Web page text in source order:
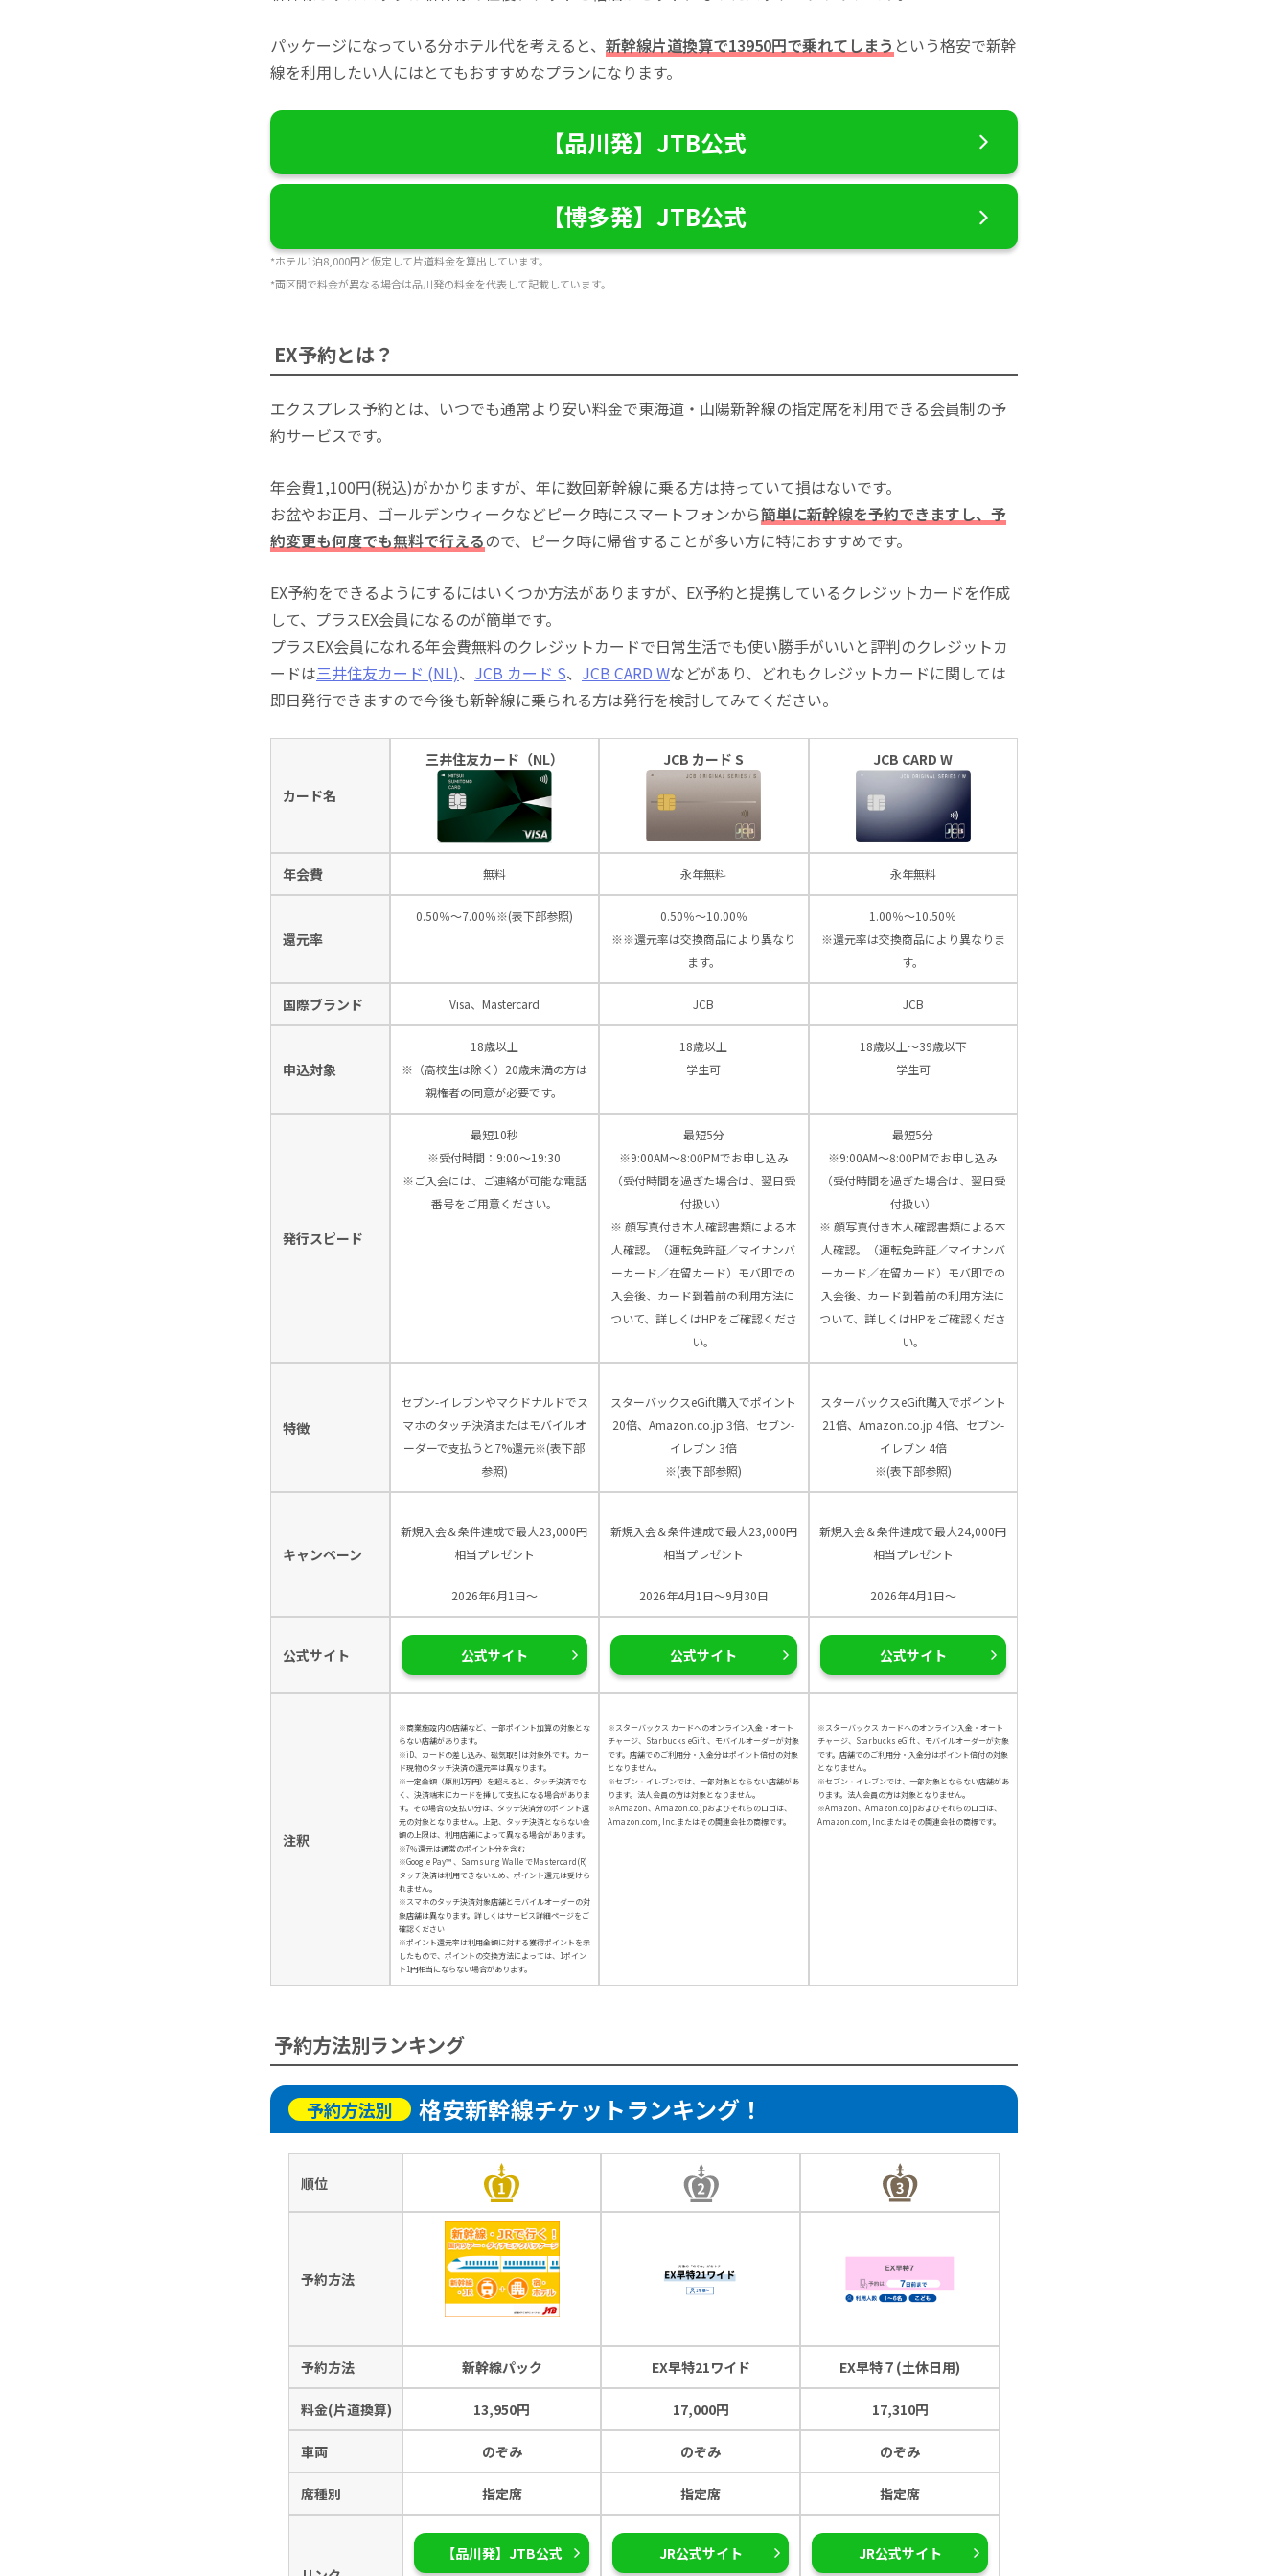
パッケージになっている分ホテル代を考えると、 新幹線片道換算で13950円で乗れてしまう という格安で新幹
線を利用したい人にはとてもおすすめなプランになります。
【品川発】JTB公式
【博多発】JTB公式
*ホテル1泊8,000円と仮定して片道料金を算出しています。
*両区間で料金が異なる場合は品川発の料金を代表して記載しています。
EX予約とは？
エクスプレス予約とは、いつでも通常より安い料金で東海道・山陽新幹線の指定席を利用できる会員制の予
約サービスです。
年会費1,100円(税込)がかかりますが、年に数回新幹線に乗る方は持っていて損はないです。
お盆やお正月、ゴールデンウィークなどピーク時にスマートフォンから簡単に新幹線を予約できますし、予
約変更も何度でも無料で行えるので、ピーク時に帰省することが多い方に特におすすめです。
EX予約をできるようにするにはいくつか方法がありますが、EX予約と提携しているクレジットカードを作成
して、プラスEX会員になるのが簡単です。
プラスEX会員になれる年会費無料のクレジットカードで日常生活でも使い勝手がいいと評判のクレジットカ
ードは三井住友カード (NL)、 JCB カード S、 JCB CARD Wなどがあり、どれもクレジットカードに関しては
即日発行できますので今後も新幹線に乗られる方は発行を検討してみてください。
カード名
三井住友カード（NL） JCB カード S JCB CARD W
年会費 無料 永年無料 永年無料
還元率
0.50％～7.00％※(表下部参照)
0.50％～10.00％
※※還元率は交換商品により異なり
ます。
1.00％～10.50％
※還元率は交換商品により異なりま
す。
国際ブランド Visa、Mastercard JCB JCB
申込対象
18歳以上
※（高校生は除く）20歳未満の方は
親権者の同意が必要です。
18歳以上
学生可
18歳以上～39歳以下
学生可
発行スピード
最短10秒
※受付時間：9:00〜19:30
※ご入会には、ご連絡が可能な電話
番号をご用意ください。
最短5分
※9:00AM～8:00PMでお申し込み
（受付時間を過ぎた場合は、翌日受
付扱い）
※ 顔写真付き本人確認書類による本
人確認。（運転免許証／マイナンバ
ーカード／在留カード）モバ即での
入会後、カード到着前の利用方法に
ついて、詳しくはHPをご確認くださ
い。
最短5分
※9:00AM～8:00PMでお申し込み
（受付時間を過ぎた場合は、翌日受
付扱い）
※ 顔写真付き本人確認書類による本
人確認。（運転免許証／マイナンバ
ーカード／在留カード）モバ即での
入会後、カード到着前の利用方法に
ついて、詳しくはHPをご確認くださ
い。
特徴
セブン-イレブンやマクドナルドでス
マホのタッチ決済またはモバイルオ
ーダーで支払うと7%還元※(表下部
参照)
スターバックスeGift購入でポイント
20倍、Amazon.co.jp 3倍、セブン-
イレブン 3倍
※(表下部参照)
スターバックスeGift購入でポイント
21倍、Amazon.co.jp 4倍、セブン-
イレブン 4倍
※(表下部参照)
キャンペーン
新規入会＆条件達成で最大23,000円
相当プレゼント
2026年6月1日～
新規入会＆条件達成で最大23,000円
相当プレゼント
2026年4月1日～9月30日
新規入会＆条件達成で最大24,000円
相当プレゼント
2026年4月1日～
公式サイト 公式サイト 公式サイト 公式サイト
注釈
※商業施設内の店舗など、一部ポイント加算の対象とな
らない店舗があります。
※iD、カードの差し込み、磁気取引は対象外です。カー
ド現物のタッチ決済の還元率は異なります。
※一定金額（原則1万円）を超えると、タッチ決済でな
く、決済端末にカードを挿して支払になる場合がありま
す。その場合の支払い分は、タッチ決済分のポイント還
元の対象となりません。上記、タッチ決済とならない金
額の上限は、利用店舗によって異なる場合があります。
※7％還元は通常のポイント分を含む
※Google Pay™ 、Samsung Walle でMastercard(R)
タッチ決済は利用できないため、ポイント還元は受けら
れません。
※スマホのタッチ決済対象店舗とモバイルオーダーの対
象店舗は異なります。詳しくはサービス詳細ページをご
確認ください
※ポイント還元率は利用金額に対する獲得ポイントを示
したもので、ポイントの交換方法によっては、1ポイン
ト1円相当にならない場合があります。
※スターバックス カードへのオンライン入金・オート
チャージ、Starbucks eGift 、モバイルオーダーが対象
です。店舗でのご利用分・入金分はポイント倍付の対象
となりません。
※セブン‐イレブンでは、一部対象とならない店舗があ
ります。法人会員の方は対象となりません。
※Amazon、Amazon.co.jpおよびそれらのロゴは、
Amazon.com, Inc.またはその関連会社の商標です。
※スターバックス カードへのオンライン入金・オート
チャージ、Starbucks eGift 、モバイルオーダーが対象
です。店舗でのご利用分・入金分はポイント倍付の対象
となりません。
※セブン‐イレブンでは、一部対象とならない店舗があ
ります。法人会員の方は対象となりません。
※Amazon、Amazon.co.jpおよびそれらのロゴは、
Amazon.com, Inc.またはその関連会社の商標です。
予約方法別ランキング
予約方法別 格安新幹線チケットランキング！
順位
予約方法
予約方法 新幹線パック EX早特21ワイド EX早特７(土休日用)
料金(片道換算) 13,950円 17,000円 17,310円
車両 のぞみ のぞみ のぞみ
席種別 指定席 指定席 指定席
【品川発】JTB公式 JR公式サイト JR公式サイト